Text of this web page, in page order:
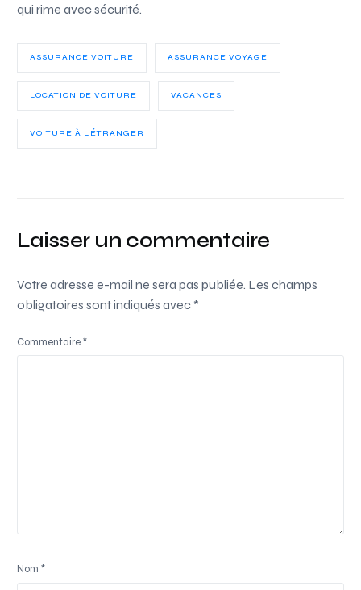
qui rime avec sécurité.
ASSURANCE VOITURE ASSURANCE VOYAGE
LOCATION DE VOITURE VACANCES
VOITURE À L'ÉTRANGER
Laisser un commentaire
Votre adresse e-mail ne sera pas publiée. Les champs
obligatoires sont indiqués avec *
Commentaire*
Nom*